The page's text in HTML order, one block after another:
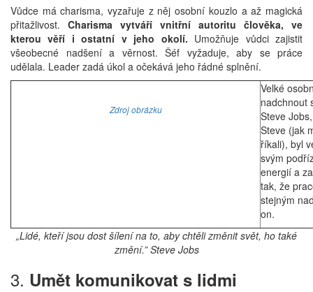
Vůdce má charisma, vyzařuje z něj osobní kouzlo a až magická
přitažlivost. Charisma vytváří vnitřní autoritu člověka, ve
kterou věří i ostatní v jeho okolí. Umožňuje vůdci zajistit
všeobecné nadšení a věrnost. Šéf vyžaduje, aby se práce
udělala. Leader zadá úkol a očekává jeho řádné splnění.
Zdroj obrázku
Velké
nadchnout
Steve
Steve (jak
říkali), byl
svým
energií a
tak, že
stejným
on.
„Lidé, kteří jsou dost šílení na to, aby chtěli změnit svět, ho také
změní.” Steve Jobs
3. Umět komunikovat s lidmi